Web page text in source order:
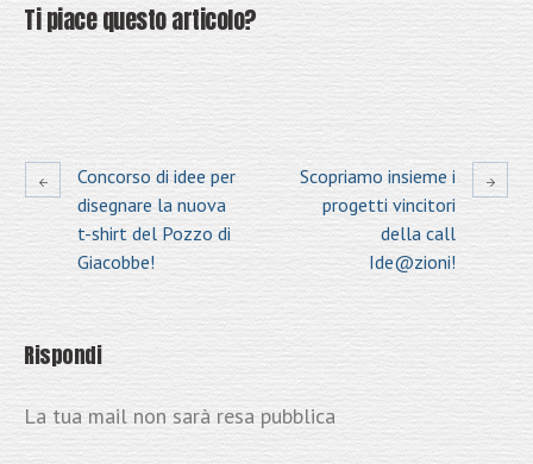
Ti piace questo articolo?
Concorso di idee per
disegnare la nuova
t-shirt del Pozzo di
Giacobbe!
Scopriamo insieme i
progetti vincitori
della call
Ide@zioni!
Rispondi
La tua mail non sarà resa pubblica